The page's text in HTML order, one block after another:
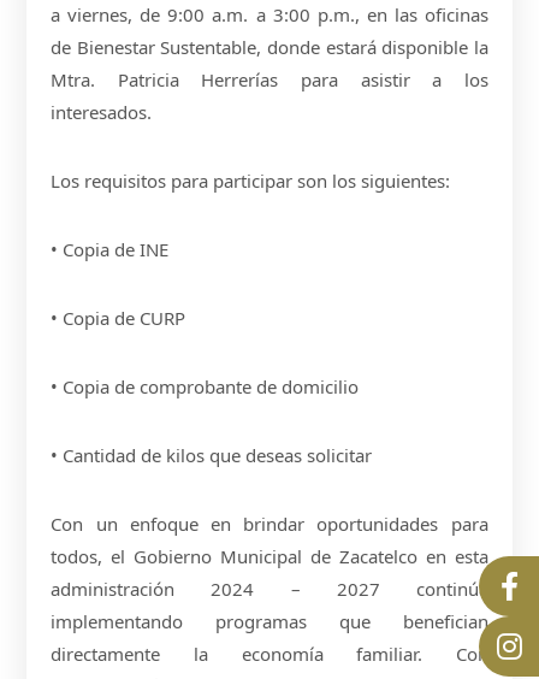
a viernes, de 9:00 a.m. a 3:00 p.m., en las oficinas
de Bienestar Sustentable, donde estará disponible la
Mtra. Patricia Herrerías para asistir a los
interesados.
Los requisitos para participar son los siguientes:
• Copia de INE
• Copia de CURP
• Copia de comprobante de domicilio
• Cantidad de kilos que deseas solicitar
Con un enfoque en brindar oportunidades para
todos, el Gobierno Municipal de Zacatelco en esta
administración 2024 – 2027 continúa
implementando programas que benefician
directamente la economía familiar. Con